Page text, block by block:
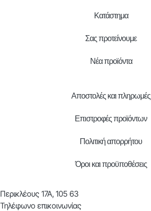
Κατάστημα
Σας προτείνουμε
Νέα προϊόντα
Αποστολές και πληρωμές
Επιστροφές προϊόντων
Πολιτική απορρήτου
Όροι και προϋποθέσεις
Περικλέους 17Α, 105 63
Τηλέφωνο επικοινωνίας